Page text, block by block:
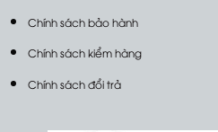
Chính sách bảo hành
Chính sách kiểm hàng
Chính sách đổi trả